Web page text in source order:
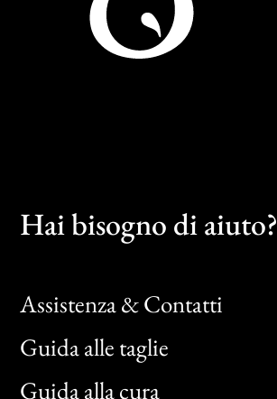
Hai bisogno di aiuto?
Assistenza & Contatti
Guida alle taglie
Guida alla cura